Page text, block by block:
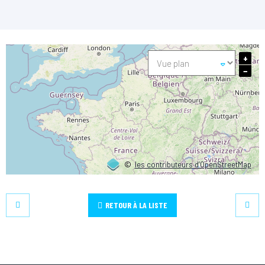
©les contributeurs d’OpenStreetMap
+
−
RETOUR À LA LISTE